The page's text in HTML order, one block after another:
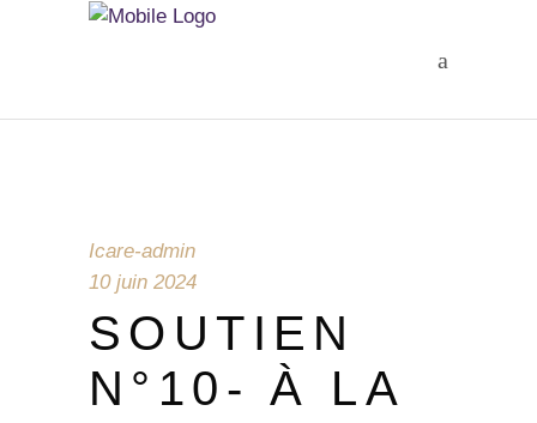
Icare-admin
10 juin 2024
SOUTIEN
N°10- À LA